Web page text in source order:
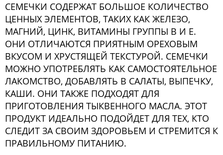
СЕМЕЧКИ СОДЕРЖАТ БОЛЬШОЕ КОЛИЧЕСТВО
ЦЕННЫХ ЭЛЕМЕНТОВ, ТАКИХ КАК ЖЕЛЕЗО,
МАГНИЙ, ЦИНК, ВИТАМИНЫ ГРУППЫ В И Е.
ОНИ ОТЛИЧАЮТСЯ ПРИЯТНЫМ ОРЕХОВЫМ
ВКУСОМ И ХРУСТЯЩЕЙ ТЕКСТУРОЙ. СЕМЕЧКИ
МОЖНО УПОТРЕБЛЯТЬ КАК САМОСТОЯТЕЛЬНОЕ
ЛАКОМСТВО, ДОБАВЛЯТЬ В САЛАТЫ, ВЫПЕЧКУ,
КАШИ. ОНИ ТАКЖЕ ПОДХОДЯТ ДЛЯ
ПРИГОТОВЛЕНИЯ ТЫКВЕННОГО МАСЛА. ЭТОТ
ПРОДУКТ ИДЕАЛЬНО ПОДОЙДЕТ ДЛЯ ТЕХ, КТО
СЛЕДИТ ЗА СВОИМ ЗДОРОВЬЕМ И СТРЕМИТСЯ К
ПРАВИЛЬНОМУ ПИТАНИЮ.